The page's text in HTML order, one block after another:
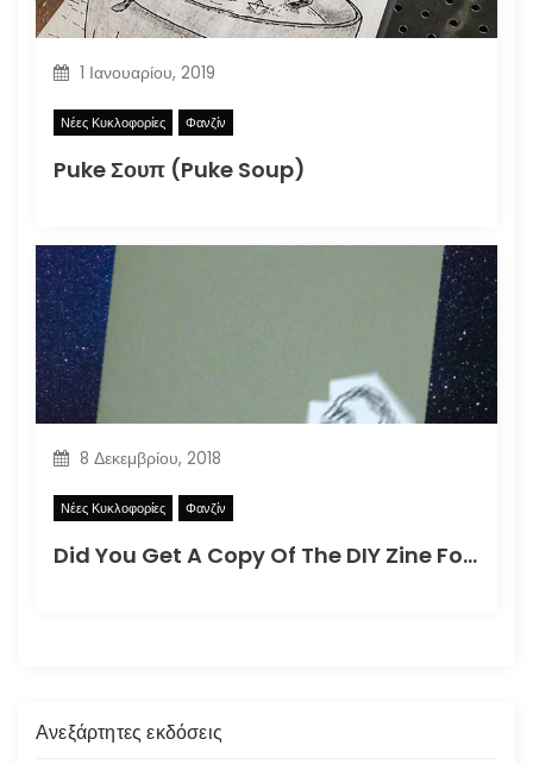
1 Ιανουαρίου, 2019
Νέες Κυκλοφορίες Φανζίν
Puke Σουπ (Puke Soup)
8 Δεκεμβρίου, 2018
Νέες Κυκλοφορίες Φανζίν
Did You Get A Copy Of The DIY Zine For How To Better Participate In Your Local Apocalypse?
Ανεξάρτητες εκδόσεις